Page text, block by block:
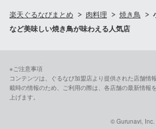
楽天ぐるなびまとめ 肉料理 焼き鳥
など美味しい焼き鳥が味わえる人気店
※ご注意事項
コンテンツは、ぐるなび加盟店より提供された店舗情
載時の情報のため、ご利用の際は、各店舗の最新情報
上げます。
© Gurunavi, Inc.